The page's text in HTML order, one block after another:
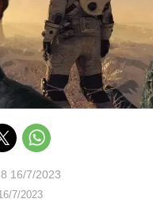
16/7/2023
7/2023